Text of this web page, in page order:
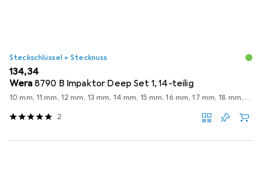
Steckschlüssel + Stecknuss
EUR
134,34
Wera 8790 B Impaktor Deep Set 1, 14-teilig
10 mm, 11 mm, 12 mm, 13 mm, 14 mm, 15 mm, 16 mm, 17 mm, 18 mm, 19 mm, 21 mm, 22 mm, 24 mm, 8 mm
2